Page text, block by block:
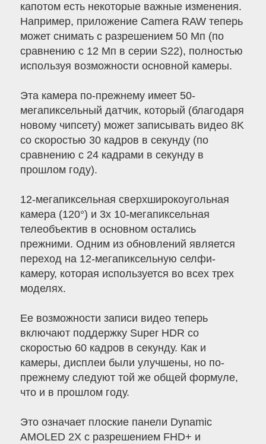
капотом есть некоторые важные изменения.
Например, приложение Camera RAW теперь
может снимать с разрешением 50 Мп (по
сравнению с 12 Мп в серии S22), полностью
используя возможности основной камеры.
Эта камера по-прежнему имеет 50-
мегапиксельный датчик, который (благодаря
новому чипсету) может записывать видео 8K
со скоростью 30 кадров в секунду (по
сравнению с 24 кадрами в секунду в
прошлом году).
12-мегапиксельная сверхширокоугольная
камера (120°) и 3x 10-мегапиксельная
телеобъектив в основном остались
прежними. Одним из обновлений является
переход на 12-мегапиксельную селфи-
камеру, которая используется во всех трех
моделях.
Ее возможности записи видео теперь
включают поддержку Super HDR со
скоростью 60 кадров в секунду. Как и
камеры, дисплеи были улучшены, но по-
прежнему следуют той же общей формуле,
что и в прошлом году.
Это означает плоские панели Dynamic
AMOLED 2X с разрешением FHD+ и